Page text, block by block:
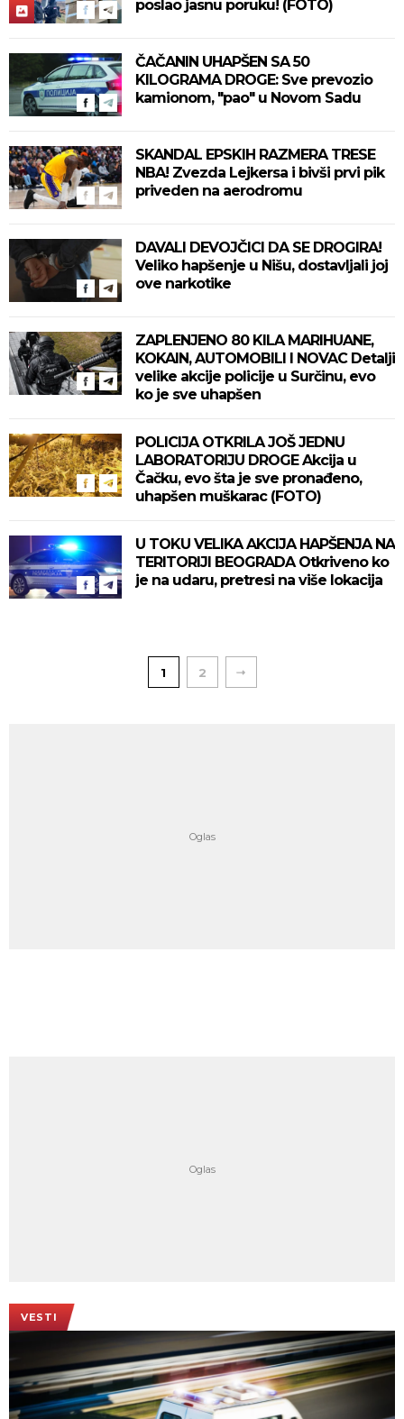
poslao jasnu poruku! (FOTO)
ČAČANIN UHAPŠEN SA 50
KILOGRAMA DROGE: Sve prevozio
kamionom, "pao" u Novom Sadu
SKANDAL EPSKIH RAZMERA TRESE
NBA! Zvezda Lejkersa i bivši prvi pik
priveden na aerodromu
DAVALI DEVOJČICI DA SE DROGIRA!
Veliko hapšenje u Nišu, dostavljali joj
ove narkotike
ZAPLENJENO 80 KILA MARIHUANE,
KOKAIN, AUTOMOBILI I NOVAC Detalji
velike akcije policije u Surčinu, evo
ko je sve uhapšen
POLICIJA OTKRILA JOŠ JEDNU
LABORATORIJU DROGE Akcija u
Čačku, evo šta je sve pronađeno,
uhapšen muškarac (FOTO)
U TOKU VELIKA AKCIJA HAPŠENJA NA
TERITORIJI BEOGRADA Otkriveno ko
je na udaru, pretresi na više lokacija
1 2
VESTI